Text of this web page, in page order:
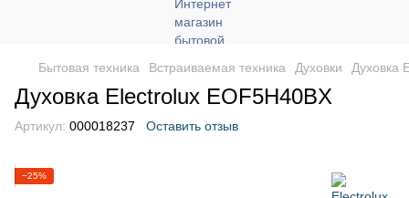
Бытовая техника Встраиваемая техника Духовки Духовка
Духовка Electrolux EOF5H40BX
Артикул: 000018237 Оставить отзыв
−25%